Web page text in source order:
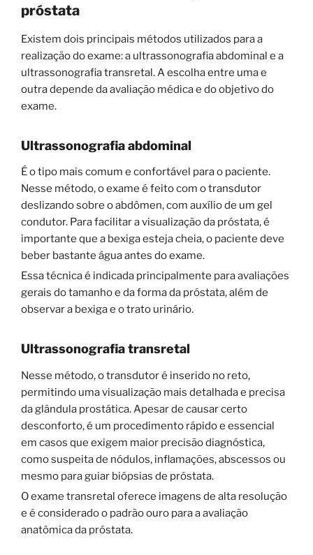
próstata
Existem dois principais métodos utilizados para a
realização do exame: a ultrassonografia abdominal e a
ultrassonografia transretal. A escolha entre uma e
outra depende da avaliação médica e do objetivo do
exame.
Ultrassonografia abdominal
É o tipo mais comum e confortável para o paciente.
Nesse método, o exame é feito com o transdutor
deslizando sobre o abdômen, com auxílio de um gel
condutor. Para facilitar a visualização da próstata, é
importante que a bexiga esteja cheia, o paciente deve
beber bastante água antes do exame.
Essa técnica é indicada principalmente para avaliações
gerais do tamanho e da forma da próstata, além de
observar a bexiga e o trato urinário.
Ultrassonografia transretal
Nesse método, o transdutor é inserido no reto,
permitindo uma visualização mais detalhada e precisa
da glândula prostática. Apesar de causar certo
desconforto, é um procedimento rápido e essencial
em casos que exigem maior precisão diagnóstica,
como suspeita de nódulos, inflamações, abscessos ou
mesmo para guiar biópsias de próstata.
O exame transretal oferece imagens de alta resolução
e é considerado o padrão ouro para a avaliação
anatômica da próstata.